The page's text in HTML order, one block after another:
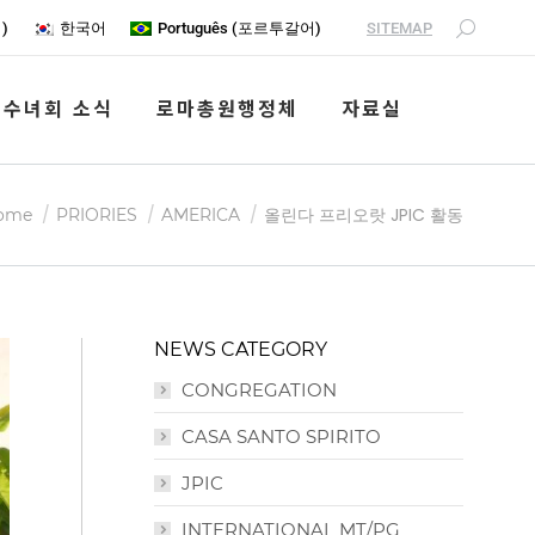
) 한국어 Português (포르투갈어) SITEMAP
수녀회 소식 로마총원행정체 자료실
are here:PRIORIES AMERICA 올린다 프리오랏 JPIC 활동
NEWS CATEGORY
CONGREGATION
CASA SANTO SPIRITO
JPIC
INTERNATIONAL MT/PG